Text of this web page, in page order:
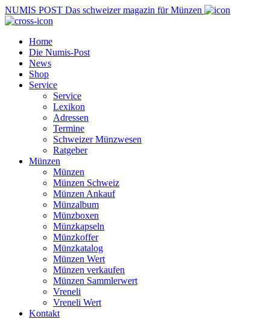
NUMIS POST Das schweizer magazin für Münzen
Home
Die Numis-Post
News
Shop
Service
Service
Lexikon
Adressen
Termine
Schweizer Münzwesen
Ratgeber
Münzen
Münzen
Münzen Schweiz
Münzen Ankauf
Münzalbum
Münzboxen
Münzkapseln
Münzkoffer
Münzkatalog
Münzen Wert
Münzen verkaufen
Münzen Sammlerwert
Vreneli
Vreneli Wert
Kontakt